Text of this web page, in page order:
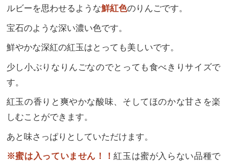
ルビーを思わせるような鮮紅色のりんごです。
宝石のような深い濃い色です。
鮮やかな深紅の紅玉はとっても美しいです。
少し小ぶりなりんごなのでとっても食べきりサイズで
す。
紅玉の香りと爽やかな酸味、そしてほのかな甘さを楽
しむことができます。
あと味さっぱりとしていただけます。
※蜜は入っていません！！紅玉は蜜が入らない品種で